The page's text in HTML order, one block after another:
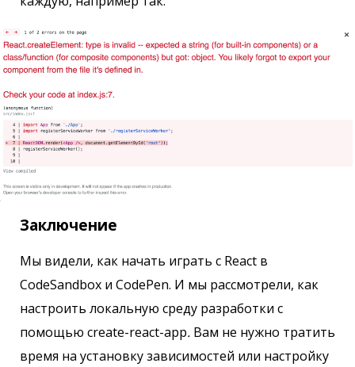
Заключение
Мы видели, как начать играть с React в
CodeSandbox и CodePen. И мы рассмотрели, как
настроить локальную среду разработки с
помощью create-react-app. Вам не нужно тратить
время на установку зависимостей или настройку